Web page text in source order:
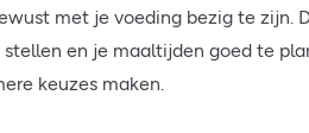
met je voeding bezig te zijn.
en je maaltijden goed te
keuzes maken.